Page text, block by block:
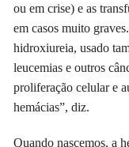
ou em crise) e as
em casos muito
hidroxiureia, usado
leucemias e outros
proliferação celular e
hemácias”, diz.
Quando nascemos, a